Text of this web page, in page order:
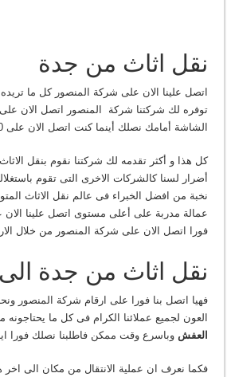
نقل اثاث من جدة
اتصل علينا الان على شركة المنصور كل ما
توفره لك شركتنا شركة المنصور اتصل الان
الشاشة أمامك نصلك أينما كنت اتصل الان على 0535677800
كل هذا و أكثر تقدمه لك شركتنا نقوم بنقل
أضرار لسنا كالشركات الاخرى التى تقوم
نخبة من افضل الخبراء فى عالم نقل الاثاث
عمالة مدربة على أعلى مستوى اتصل علينا الان
فورا اتصل الان على شركة المنصور من خلال الارقام
نقل اثاث من جدة
فهيا اتصل بنا فورا على ارقام شركة المنصور
العون لجميع عملائنا الكرام فى كل ما
العفش وباسرع وقت ممكن فاطلبنا نصلك فورا
فكما نعرف ان عملية الانتقال من مكان الى